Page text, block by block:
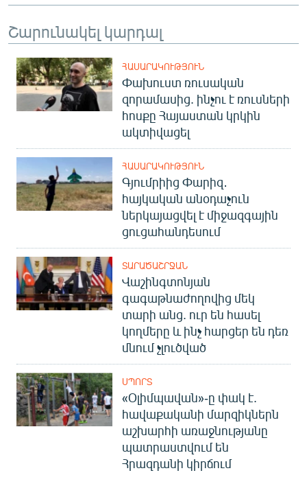
Շարունակել կարդալ
ՀԱՍԱՐԱԿՈՒԹՅՈՒՆ
Փախուստ ռուսական
զորամասից. ինչու է ռուսների
հոսքը Հայաստան կրկին
ակտիվացել
ՀԱՍԱՐԱԿՈՒԹՅՈՒՆ
Գյումրիից Փարիզ․
հայկական անօդաչուն
ներկայացվել է միջազգային
ցուցահանդեսում
ՏԱՐԱԾԱՇՐՋԱՆ
Վաշինգտոնյան
գագաթնաժողովից մեկ
տարի անց. ուր են հասել
կողմերը և ինչ հարցեր են դեռ
մնում չլուծված
ՍՊՈՐՏ
«Օլիմպավան»-ը փակ է.
հավաքականի մարզիկներն
աշխարհի առաջնությանը
պատրաստվում են
Հրազդանի կիրճում